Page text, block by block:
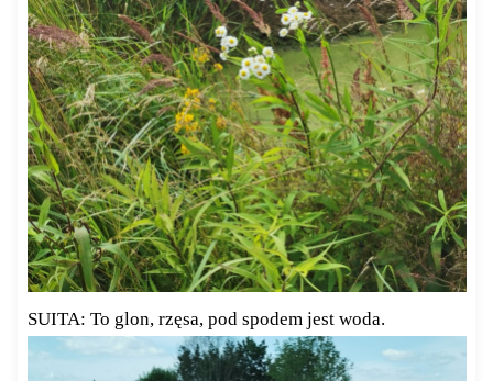
SUITA: To glon, rzęsa, pod spodem jest woda.